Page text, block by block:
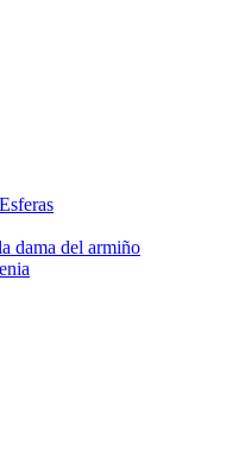
dama del armiño